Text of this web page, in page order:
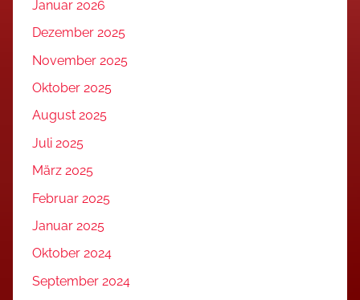
Januar 2026
Dezember 2025
November 2025
Oktober 2025
August 2025
Juli 2025
März 2025
Februar 2025
Januar 2025
Oktober 2024
September 2024